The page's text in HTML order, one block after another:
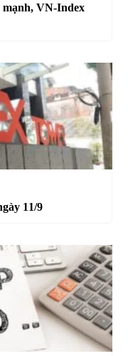
mạnh, VN-Index
11/9